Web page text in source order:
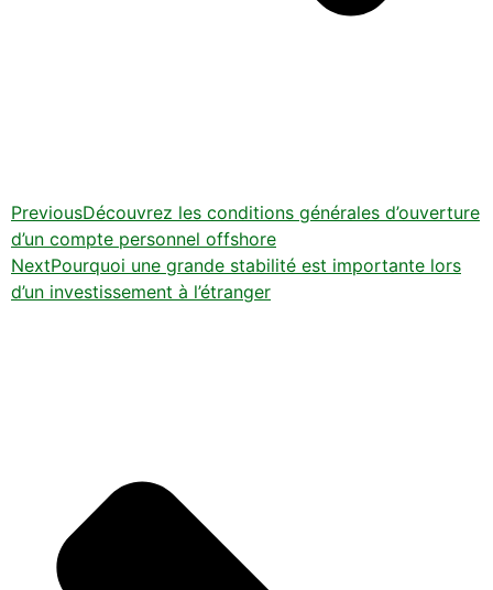
PreviousDécouvrez les conditions générales d’ouverture
d’un compte personnel offshore
NextPourquoi une grande stabilité est importante lors
d’un investissement à l’étranger